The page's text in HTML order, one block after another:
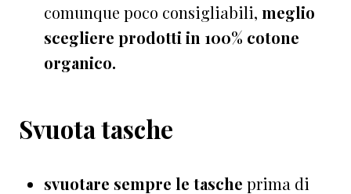
comunque poco consigliabili, meglio
scegliere prodotti in 100% cotone
organico.
Svuota tasche
svuotare sempre le tasche prima di